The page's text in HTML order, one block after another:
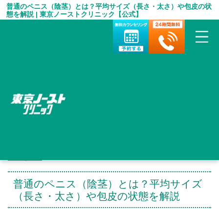
普通のペニス（陰茎）とは？平均サイズ（長さ・太さ）や包皮の状
態を解説 | 東京ノーストクリニック【公式】
普通のペニス（陰茎）とは？平均サイズ
（長さ・太さ）や包皮の状態を解説